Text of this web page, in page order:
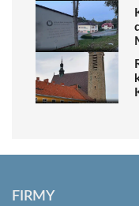
FIRMY